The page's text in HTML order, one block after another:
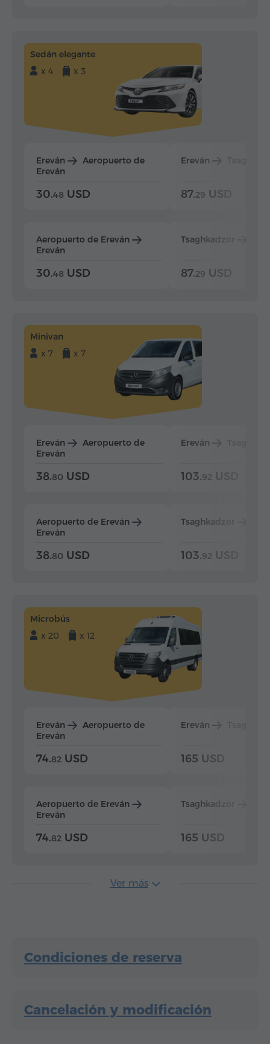
Sedán elegante
x 4
x 3
Ereván
Aeropuerto de
Ereván
30.48 USD
Aeropuerto de Ereván
Ereván
30.48 USD
Ereván
87.29 USD
Tsaghkadzor
87.29 USD
Minivan
x 7
x 7
Ereván
Aeropuerto de
Ereván
38.80 USD
Aeropuerto de Ereván
Ereván
38.80 USD
Ereván
103.92 USD
Tsaghkadzor
103.92 USD
Microbús
x 20
x 12
Ereván
Aeropuerto de
Ereván
74.82 USD
Aeropuerto de Ereván
Ereván
74.82 USD
Ereván
165 USD
Tsaghkadzor
165 USD
Ver más
Condiciones de reserva
Cancelación y modificación